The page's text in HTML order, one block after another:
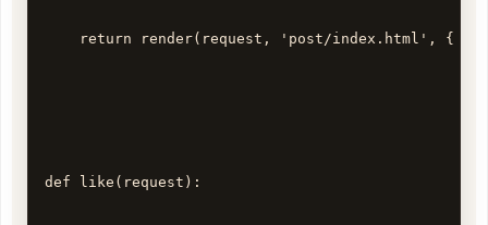
return render(request, 'post/index.html', {
def like(request):